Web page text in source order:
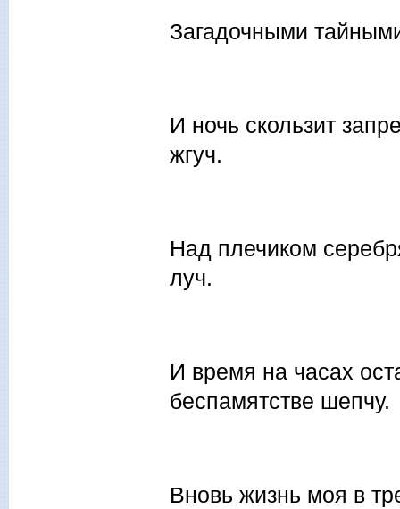
Загадочными
И ночь скользит
жгуч.
Над плечиком
луч.
И время на часах
беспамятстве шепчу.
Вновь жизнь моя в